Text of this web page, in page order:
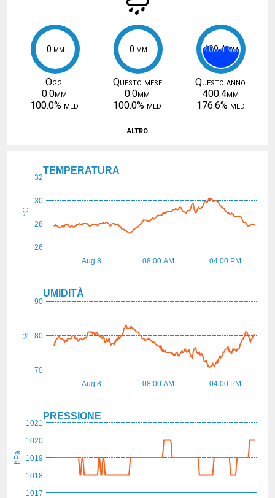
0 mm
0 mm
Oggi
0.0mm
100.0% med
0 mm
0 mm
Questo mese
0.0mm
100.0% med
400.4 mm
400.4 mm
Questo anno
400.4mm
176.6% med
altro
°C
TEMPERATURA
Aug 8 08:00 AM 04:00 PM
26
28
30
32
%
UMIDITÀ
Aug 8 08:00 AM 04:00 PM
70
80
90
hPa
PRESSIONE
1017
1018
1019
1020
1021